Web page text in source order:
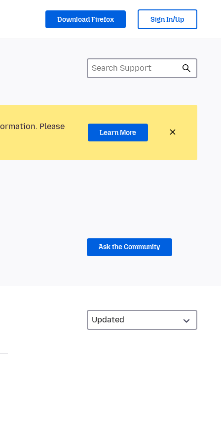
Download Firefox Sign In/Up
Please
Learn More
Ask the Community